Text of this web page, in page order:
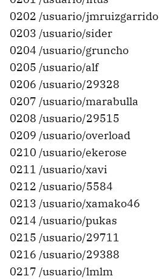
0202 /usuario/jmruizgarrido
0203 /usuario/sider
0204 /usuario/gruncho
0205 /usuario/alf
0206 /usuario/29328
0207 /usuario/marabulla
0208 /usuario/29515
0209 /usuario/overload
0210 /usuario/ekerose
0211 /usuario/xavi
0212 /usuario/5584
0213 /usuario/xamako46
0214 /usuario/pukas
0215 /usuario/29711
0216 /usuario/29388
0217 /usuario/lmlm